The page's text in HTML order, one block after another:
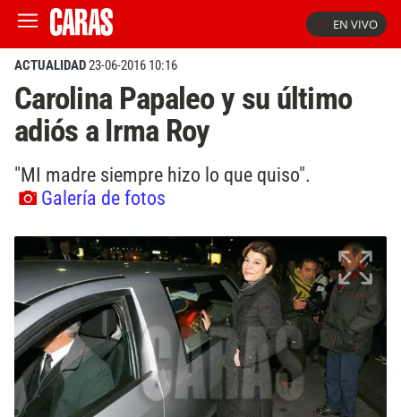
EN VIVO
ACTUALIDAD23-06-2016 10:16
Carolina Papaleo y su último
adiós a Irma Roy
"MI madre siempre hizo lo que quiso".
Galería de fotos